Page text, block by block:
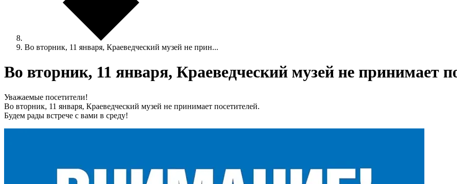
Во вторник, 11 января, Краеведческий музей не прин...
Во вторник, 11 января, Краеведческий музей не принимает
Уважаемые посетители!
Во вторник, 11 января, Краеведческий музей не принимает посетителей.
Будем рады встрече с вами в среду!